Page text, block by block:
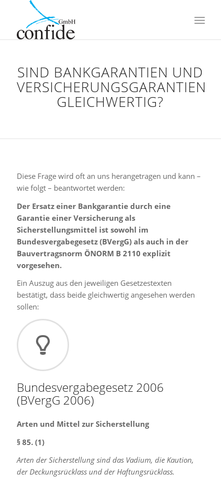
SIND BANKGARANTIEN UND
VERSICHERUNGSGARANTIEN
GLEICHWERTIG?
Diese Frage wird oft an uns herangetragen und kann –
wie folgt – beantwortet werden:
Der Ersatz einer Bankgarantie durch eine
Garantie einer Versicherung als
Sicherstellungsmittel ist sowohl im
Bundesvergabegesetz (BVergG) als auch in der
Bauvertragsnorm ÖNORM B 2110 explizit
vorgesehen.
Ein Auszug aus den jeweiligen Gesetzestexten
bestätigt, dass beide gleichwertig angesehen werden
sollen:
Bundesvergabegesetz 2006
(BVergG 2006)
Arten und Mittel zur Sicherstellung
§ 85. (1)
Arten der Sicherstellung sind das Vadium, die Kaution,
der Deckungsrücklass und der Haftungsrücklass.